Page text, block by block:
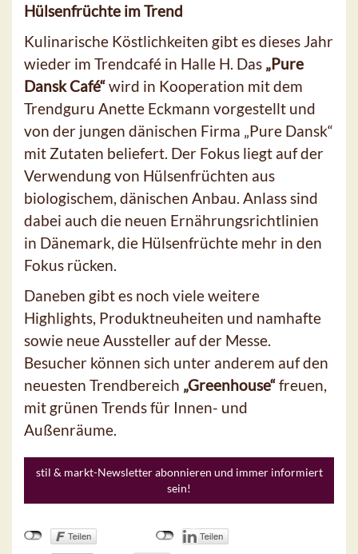
Hülsenfrüchte im Trend
Kulinarische Köstlichkeiten gibt es dieses Jahr
wieder im Trendcafé in Halle H. Das „Pure
Dansk Café“wird in Kooperation mit dem
Trendguru Anette Eckmann vorgestellt und
von der jungen dänischen Firma „Pure Dansk“
mit Zutaten beliefert. Der Fokus liegt auf der
Verwendung von Hülsenfrüchten aus
biologischem, dänischen Anbau. Anlass sind
dabei auch die neuen Ernährungsrichtlinien
in Dänemark, die Hülsenfrüchte mehr in den
Fokus rücken.
Daneben gibt es noch viele weitere
Highlights, Produktneuheiten und namhafte
sowie neue Aussteller auf der Messe.
Besucher können sich unter anderem auf den
neuesten Trendbereich „Greenhouse“freuen,
mit grünen Trends für Innen- und
Außenräume.
stil & markt-Newsletter abonnieren und immer informiert
sein!